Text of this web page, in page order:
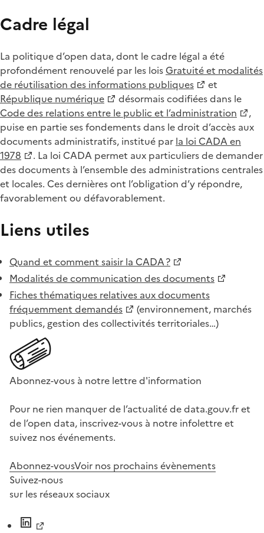
Cadre légal
La politique d’open data, dont le cadre légal a été
profondément renouvelé par les loisGratuité et modalités
de réutilisation des informations publiques
et
République numérique
désormais codifiées dans le
Code des relations entre le public et l’administration
,
puise en partie ses fondements dans le droit d’accès aux
documents administratifs, institué par la loi CADA en
1978
. La loi CADA permet aux particuliers de demander
des documents à l’ensemble des administrations centrales
et locales. Ces dernières ont l’obligation d’y répondre,
favorablement ou défavorablement.
Liens utiles
Quand et comment saisir la CADA ?
Modalités de communication des documents
Fiches thématiques relatives aux documents
fréquemment demandés
(environnement, marchés
publics, gestion des collectivités territoriales…)
Abonnez-vous à notre lettre d'information
Pour ne rien manquer de l’actualité de data.gouv.fr et
de l’open data, inscrivez-vous à notre infolettre et
suivez nos événements.
Abonnez-vousVoir nos prochains évènements
Suivez-nous
sur les réseaux sociaux